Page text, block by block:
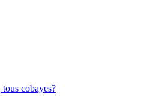
cobayes?